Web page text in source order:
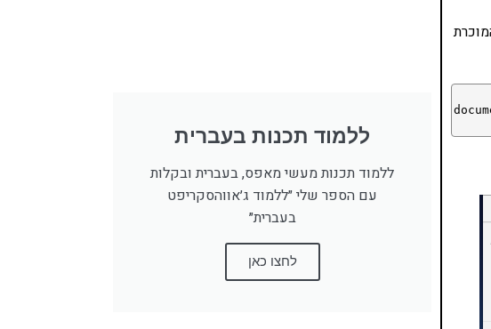
ללמוד תכנות בעברית
ללמוד תכנות מעשי מאפס, בעברית ובקלות
עם הספר שלי ״ללמוד ג׳אווהסקריפט
בעברית״
לחצו כאן